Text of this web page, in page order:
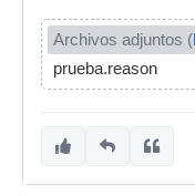
Archivos adjuntos (
prueba.reason